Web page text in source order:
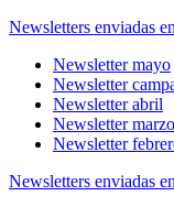
Newsletters enviadas
Newsletter mayo
Newsletter
Newsletter abril
Newsletter marzo
Newsletter
Newsletters enviadas